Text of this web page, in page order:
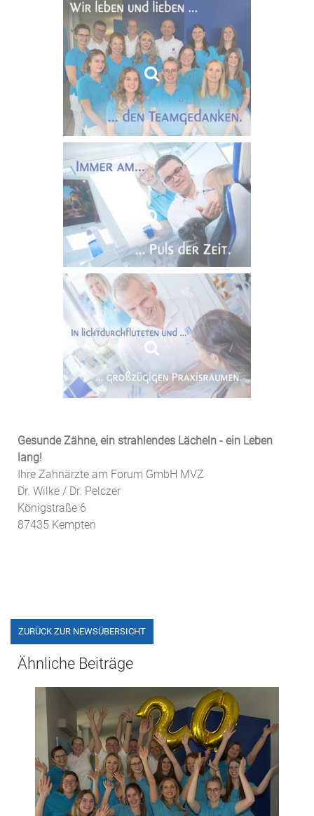
Gesunde Zähne, ein strahlendes Lächeln - ein Leben
lang!
Ihre Zahnärzte am Forum GmbH MVZ
Dr. Wilke / Dr. Pelczer
Königstraße 6
87435 Kempten
ZURÜCK ZUR NEWSÜBERSICHT
Ähnliche Beiträge